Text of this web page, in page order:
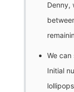
Denny,
We
Initial